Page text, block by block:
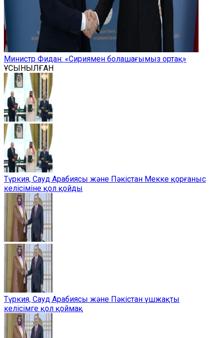
Министр Фидан: «Сириямен болашағымыз ортақ»
ҰСЫНЫЛҒАН
Түркия, Сауд Арабиясы және Пәкістан Мекке қорғаныс
келісіміне қол қойды
Түркия, Сауд Арабиясы және Пәкістан үшжақты
келісімге қол қоймақ